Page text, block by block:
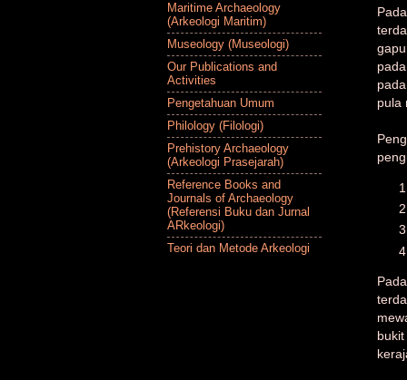
pula
Maritime Archaeology
(Arkeologi Maritim)
Museology (Museologi)
Our Publications and
Activities
Pengetahuan Umum
Philology (Filologi)
Prehistory Archaeology
(Arkeologi Prasejarah)
Reference Books and
Journals of Archaeology
(Referensi Buku dan Jurnal
ARkeologi)
Teori dan Metode Arkeologi